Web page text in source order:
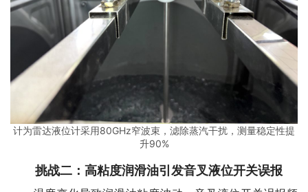
计为雷达液位计采用80GHz窄波束，滤除蒸汽干扰，测量稳定性提
升90%
挑战二：高粘度润滑油引发音叉液位开关误报